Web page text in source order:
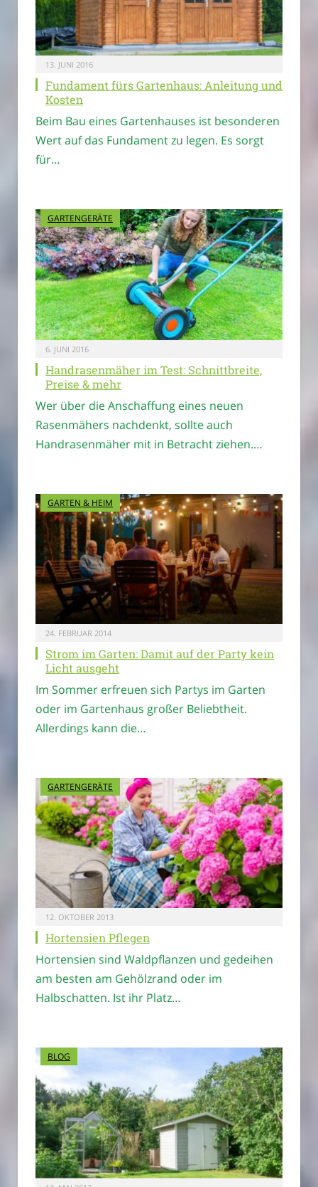
13. JUNI 2016
Fundament fürs Gartenhaus: Anleitung und
Kosten
Beim Bau eines Gartenhauses ist besonderen
Wert auf das Fundament zu legen. Es sorgt
für…
GARTENGERÄTE
6. JUNI 2016
Handrasenmäher im Test: Schnittbreite,
Preise & mehr
Wer über die Anschaffung eines neuen
Rasenmähers nachdenkt, sollte auch
Handrasenmäher mit in Betracht ziehen.…
GARTEN & HEIM
24. FEBRUAR 2014
Strom im Garten: Damit auf der Party kein
Licht ausgeht
Im Sommer erfreuen sich Partys im Garten
oder im Gartenhaus großer Beliebtheit.
Allerdings kann die…
GARTENGERÄTE
12. OKTOBER 2013
Hortensien Pflegen
Hortensien sind Waldpflanzen und gedeihen
am besten am Gehölzrand oder im
Halbschatten. Ist ihr Platz…
BLOG